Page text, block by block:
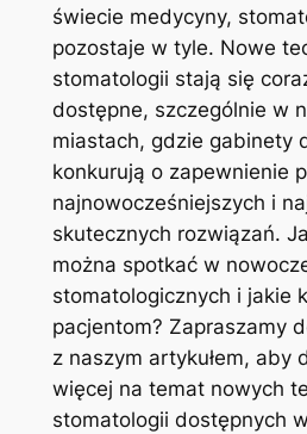
świecie medycyny,
pozostaje w tyle. Nowe⁤
stomatologii⁣ stają się
dostępne, ⁤szczególnie w
miastach, gdzie gabinety
konkurują o zapewnienie
najnowocześniejszych i
skutecznych ⁢rozwiązań.
można spotkać w
stomatologicznych i jakie
pacjentom? Zapraszamy
z naszym artykułem,⁣ aby
więcej na temat ⁢nowych
stomatologii​ dostępnych